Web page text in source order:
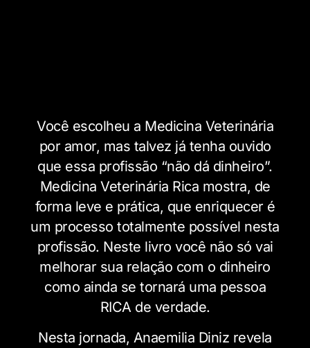
Você escolheu a Medicina Veterinária
por amor, mas talvez já tenha ouvido
que essa profissão “não dá dinheiro”.
Medicina Veterinária Rica mostra, de
forma leve e prática, que enriquecer é
um processo totalmente possível nesta
profissão. Neste livro você não só vai
melhorar sua relação com o dinheiro
como ainda se tornará uma pessoa
RICA de verdade.
Nesta jornada, Anaemilia Diniz revela